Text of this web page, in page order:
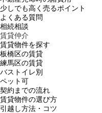
少しでも高く売るポイント
よくある質問
相続相談
賃貸仲介
賃貸物件を探す
板橋区の賃貸
練馬区の賃貸
バストイレ別
ペット可
契約までの流れ
賃貸物件の選び方
引越し方法・コツ